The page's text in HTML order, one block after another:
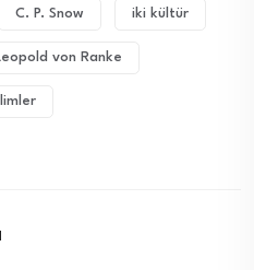
C. P. Snow iki kültür
von Ranke